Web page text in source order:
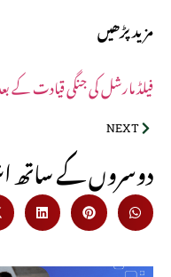
مزید پڑھیں
فیلڈ مارشل کی جنگی قیادت کے
NEXT
:دوسروں کے ساتھ